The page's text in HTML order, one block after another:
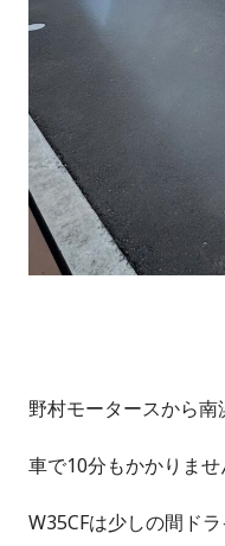
野村モータースから
車で10分もかかりませ
W35CFは少しの間ドラ